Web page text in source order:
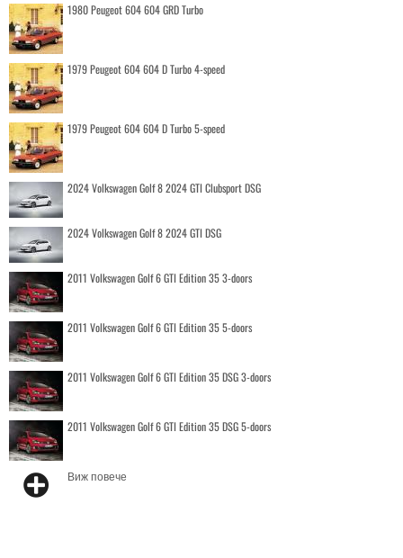
1980 Peugeot 604 604 GRD Turbo
1979 Peugeot 604 604 D Turbo 4-speed
1979 Peugeot 604 604 D Turbo 5-speed
2024 Volkswagen Golf 8 2024 GTI Clubsport DSG
2024 Volkswagen Golf 8 2024 GTI DSG
2011 Volkswagen Golf 6 GTI Edition 35 3-doors
2011 Volkswagen Golf 6 GTI Edition 35 5-doors
2011 Volkswagen Golf 6 GTI Edition 35 DSG 3-doors
2011 Volkswagen Golf 6 GTI Edition 35 DSG 5-doors
Виж повече